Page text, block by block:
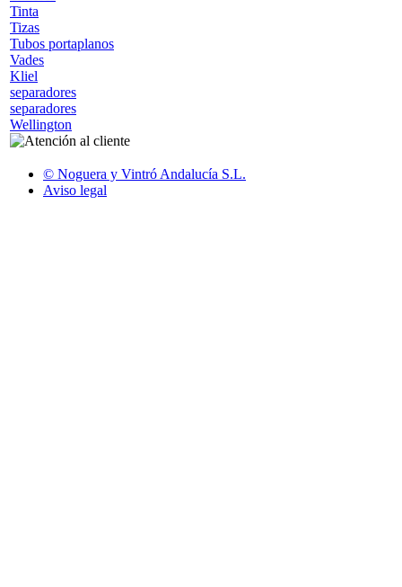
Tinta
Tizas
Tubos portaplanos
Vades
Kliel
separadores
separadores
Wellington
© Noguera y Vintró Andalucía S.L.
Aviso legal